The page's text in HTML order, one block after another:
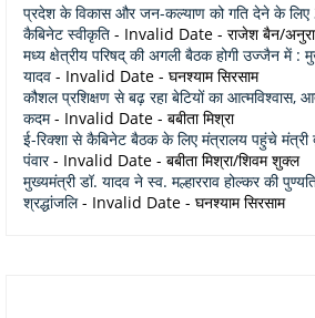
प्रदेश के विकास और जन-कल्याण को गति देने के
कैबिनेट स्वीकृति - Invalid Date - राजेश बैन/
मध्य क्षेत्रीय परिषद् की अगली बैठक होगी उज्जैन में :
यादव - Invalid Date - घनश्याम सिरसाम
कौशल प्रशिक्षण से बढ़ रहा बेटियों का आत्मविश्वास,
कदम- Invalid Date - बबीता मिश्रा
ई-रिक्शा से कैबिनेट बैठक के लिए मंत्रालय पहुंचे मंत्री
पंवार- Invalid Date - बबीता मिश्रा/शिवम शुक्ल
मुख्यमंत्री डॉ. यादव ने स्व. मल्हारराव होल्कर की
श्रद्धांजलि- Invalid Date - घनश्याम सिरसाम